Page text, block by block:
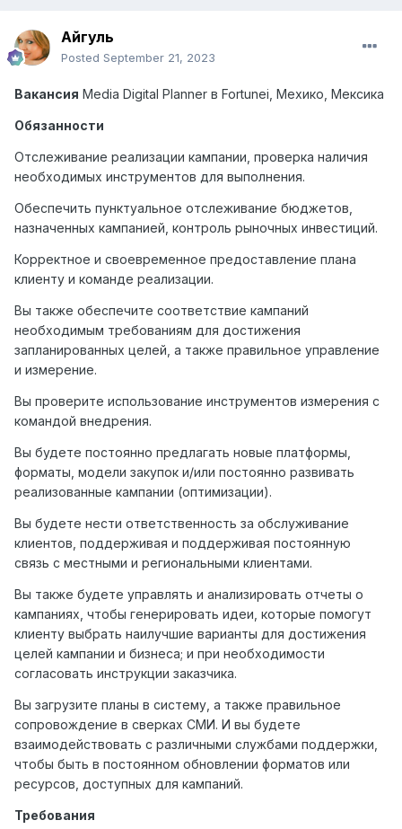
Айгуль
Posted September 21, 2023
Вакансия Media Digital Planner в Fortunei , Мехико, Мексика
Обязанности
Отслеживание реализации кампании, проверка наличия
необходимых инструментов для выполнения.
Обеспечить пунктуальное отслеживание бюджетов,
назначенных кампанией, контроль рыночных инвестиций.
Корректное и своевременное предоставление плана
клиенту и команде реализации.
Вы также обеспечите соответствие кампаний
необходимым требованиям для достижения
запланированных целей, а также правильное управление
и измерение.
Вы проверите использование инструментов измерения с
командой внедрения.
Вы будете постоянно предлагать новые платформы,
форматы, модели закупок и/или постоянно развивать
реализованные кампании (оптимизации).
Вы будете нести ответственность за обслуживание
клиентов, поддерживая и поддерживая постоянную
связь с местными и региональными клиентами.
Вы также будете управлять и анализировать отчеты о
кампаниях, чтобы генерировать идеи, которые помогут
клиенту выбрать наилучшие варианты для достижения
целей кампании и бизнеса; и при необходимости
согласовать инструкции заказчика.
Вы загрузите планы в систему, а также правильное
сопровождение в сверках СМИ. И вы будете
взаимодействовать с различными службами поддержки,
чтобы быть в постоянном обновлении форматов или
ресурсов, доступных для кампаний.
Требования